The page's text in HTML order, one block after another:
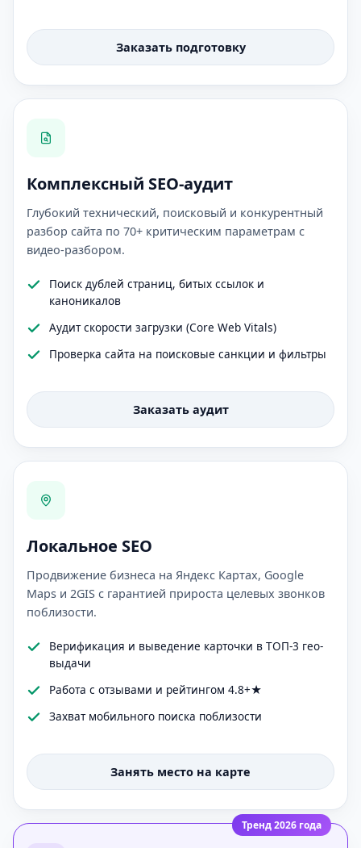
Заказать подготовку
Комплексный SEO-аудит
Глубокий технический, поисковый и конкурентный
разбор сайта по 70+ критическим параметрам с
видео-разбором.
Поиск дублей страниц, битых ссылок и
каноникалов
Аудит скорости загрузки (Core Web Vitals)
Проверка сайта на поисковые санкции и фильтры
Заказать аудит
Локальное SEO
Продвижение бизнеса на Яндекс Картах, Google
Maps и 2GIS с гарантией прироста целевых звонков
поблизости.
Верификация и выведение карточки в ТОП-3 гео-
выдачи
Работа с отзывами и рейтингом 4.8+★
Захват мобильного поиска поблизости
Занять место на карте
Тренд 2026 года